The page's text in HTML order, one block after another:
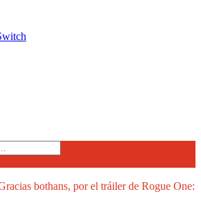
bothans, por el tráiler de Rogue One: